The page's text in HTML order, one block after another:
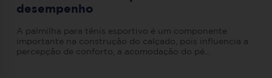
desempenho
A palmilha para tênis esportivo é um componente
importante na construção do calçado, pois influencia a
percepção de conforto, a acomodação do pé...